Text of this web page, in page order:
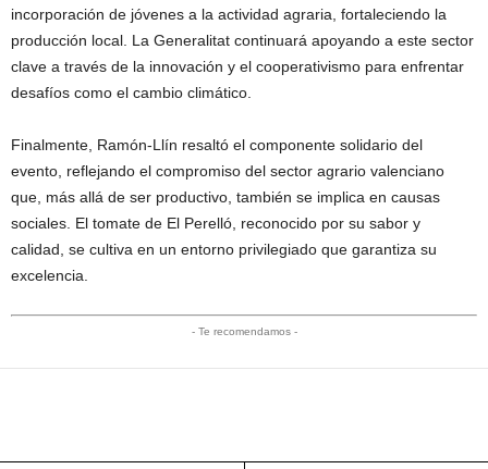
incorporación de jóvenes a la actividad agraria, fortaleciendo la
producción local. La Generalitat continuará apoyando a este sector
clave a través de la innovación y el cooperativismo para enfrentar
desafíos como el cambio climático.
Finalmente, Ramón-Llín resaltó el componente solidario del
evento, reflejando el compromiso del sector agrario valenciano
que, más allá de ser productivo, también se implica en causas
sociales. El tomate de El Perelló, reconocido por su sabor y
calidad, se cultiva en un entorno privilegiado que garantiza su
excelencia.
- Te recomendamos -